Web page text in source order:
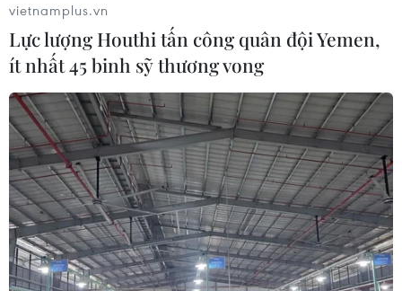
TIN CÙNG CHUYÊN MỤC
Xây dựng Cộng đồng ASEAN tự
cường, sáng tạo, lấy người dân làm
trung tâm
06/08/2026 23:55
Hợp tác quốc phòng-an ninh giữa
vietnamplus.vn
Lực lượng Houthi tấn công quân đội Yemen,
ít nhất 45 binh sỹ thương vong